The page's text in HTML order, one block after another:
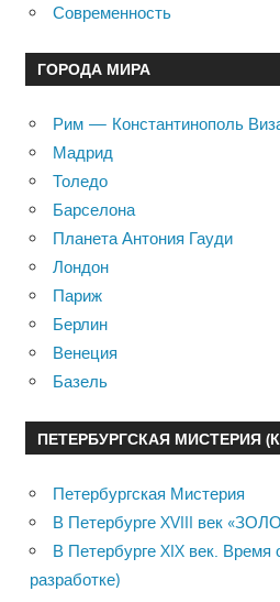
Современность
ГОРОДА МИРА
Рим — Константинополь
Мадрид
Толедо
Барселона
Планета Антония Гауди
Лондон
Париж
Берлин
Венеция
Базель
ПЕТЕРБУРГСКАЯ МИСТЕРИЯ
Петербургская Мистерия
В Петербурге XVIII век
В Петербурге XIX век.
разработке)